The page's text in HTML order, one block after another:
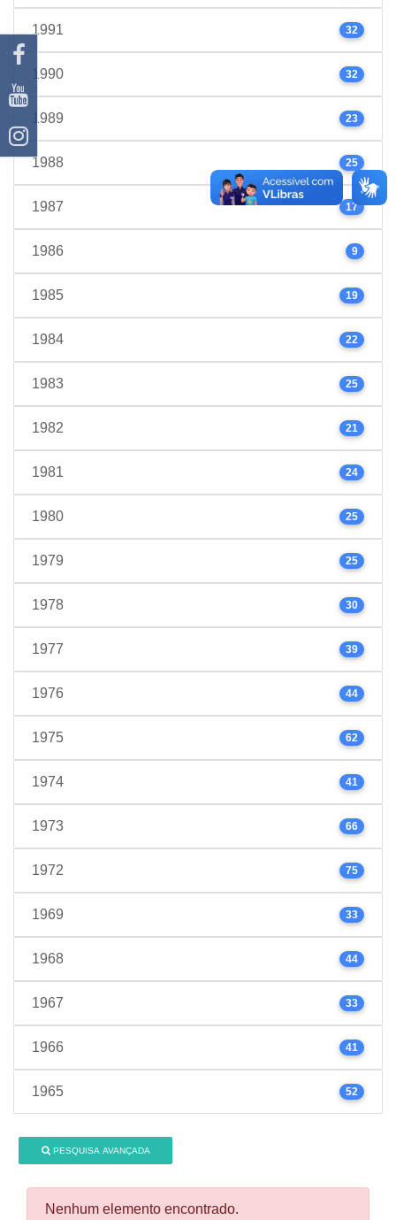
1991 32
1990 32
1989 23
1988 25
1987 17
1986 9
1985 19
1984 22
1983 25
1982 21
1981 24
1980 25
1979 25
1978 30
1977 39
1976 44
1975 62
1974 41
1973 66
1972 75
1969 33
1968 44
1967 33
1966 41
1965 52
PESQUISA AVANÇADA
Nenhum elemento encontrado.